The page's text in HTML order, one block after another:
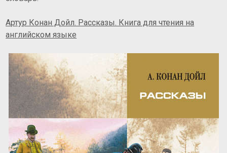
Артур Конан Дойл. Рассказы. Книга для чтения на
английском языке